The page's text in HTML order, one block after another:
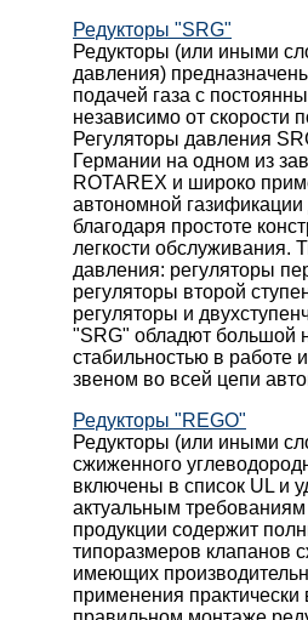
Редукторы "SRG"
Редукторы (или иными
давления)
подачей газа с
независимо от скорости
Регуляторы давления
Германии на одном из
ROTAREX и широко
автономной
благодаря простоте
легкости обслуживания.
давления: регуляторы
регуляторы второй
регуляторы и
"SRG" обладют большой
стабильностью в работе
звеном во всей цепи
Редукторы "REGO"
Редукторы (или иными
сжиженного
включены в список UL и
актуальным
продукции содержит
типоразмеров клапанов
имеющих
применения